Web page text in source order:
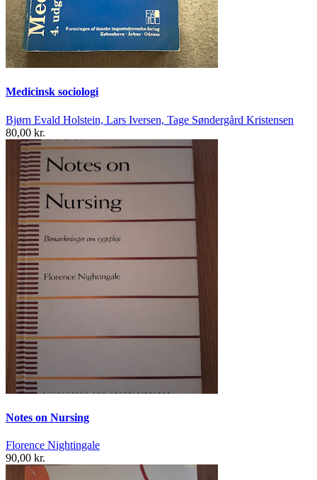
Medicinsk sociologi
Bjørn Evald Holstein, Lars Iversen, Tage Søndergård Kristensen
80,00 kr.
Notes on Nursing
Florence Nightingale
90,00 kr.